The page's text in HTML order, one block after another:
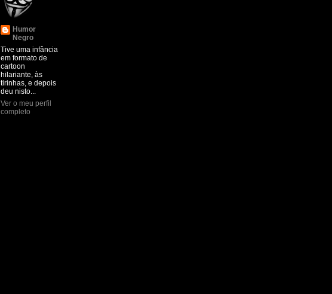
Humor
Negro
Tive uma infância
em formato de
cartoon
hilariante, às
tirinhas, e depois
deu nisto...
Ver o meu perfil
completo